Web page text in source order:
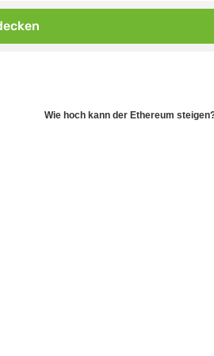
Wie hoch kann der Ethereum